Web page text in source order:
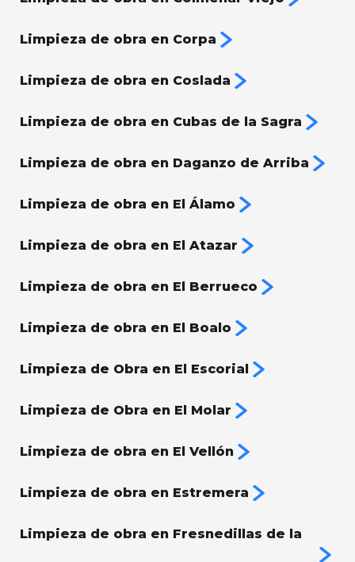
Limpieza de obra en Corpa
Limpieza de obra en Coslada
Limpieza de obra en Cubas de la Sagra
Limpieza de obra en Daganzo de Arriba
Limpieza de obra en El Álamo
Limpieza de obra en El Atazar
Limpieza de obra en El Berrueco
Limpieza de obra en El Boalo
Limpieza de Obra en El Escorial
Limpieza de Obra en El Molar
Limpieza de obra en El Vellón
Limpieza de obra en Estremera
Limpieza de obra en Fresnedillas de la